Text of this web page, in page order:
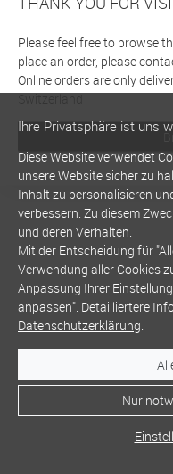
Please feel free to browse
place an order, please
Online orders are only
Switzerland
Ihre Privatsphäre ist uns
Diese Website verwendet
unsere Website sicher zu
Inhalt zu personalisieren
verbessern. Zu diesem
und deren Verhalten.
Mit der Entscheidung für
Verwendung aller Cookies
Anpassung Ihrer
anpassen". Detailliertere
Datenschutzerklärung.
Nur